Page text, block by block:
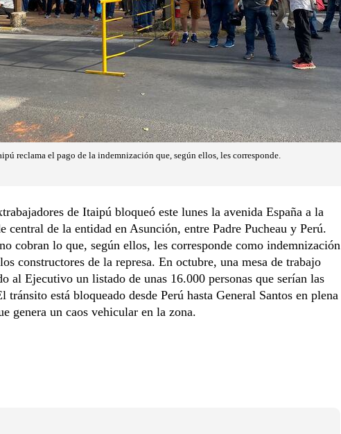
reclama el pago de la indemnización que, según ellos, les corresponde.
de Itaipú bloqueó este lunes la avenida España a la
central de la entidad en Asunción, entre Padre Pucheau y Perú.
cobran lo que, según ellos, les corresponde como indemnización
constructores de la represa. En octubre, una mesa de trabajo
al Ejecutivo un listado de unas 16.000 personas que serían las
tránsito está bloqueado desde Perú hasta General Santos en plena
genera un caos vehicular en la zona.